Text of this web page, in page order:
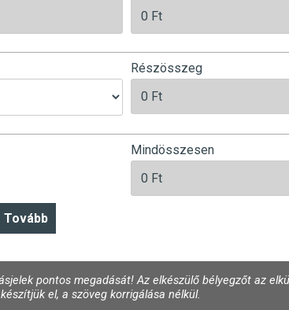
Részösszeg
Mindösszesen
pontos megadását! Az elkészülő bélyegzőt az
el, a szöveg korrigálása nélkül.